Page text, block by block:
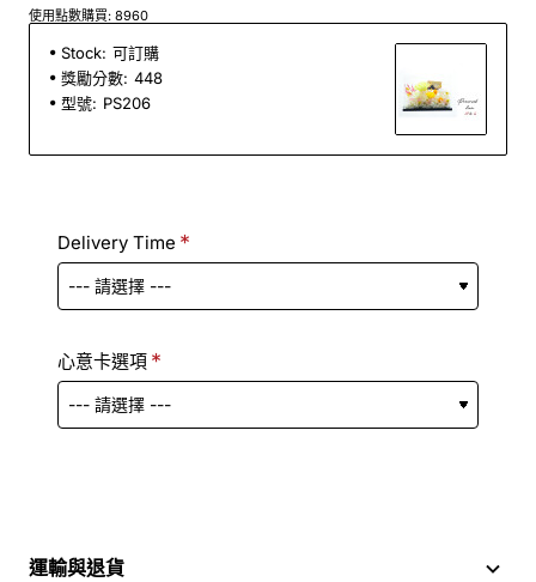
使用點數購買: 8960
Stock: 可訂購
獎勵分數: 448
型號: PS206
Delivery Time
心意卡選項
運輸與退貨